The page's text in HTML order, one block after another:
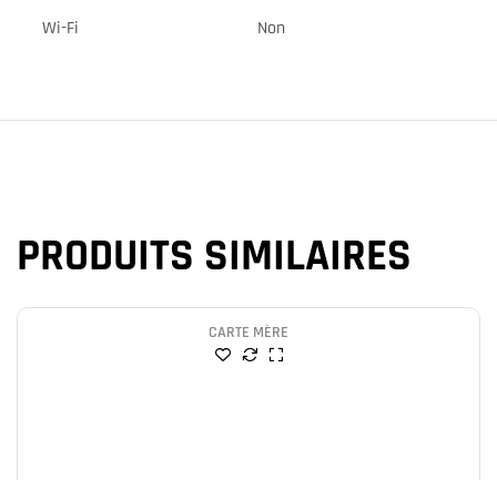
Wi-Fi Non
PRODUITS SIMILAIRES
CARTE MÈRE